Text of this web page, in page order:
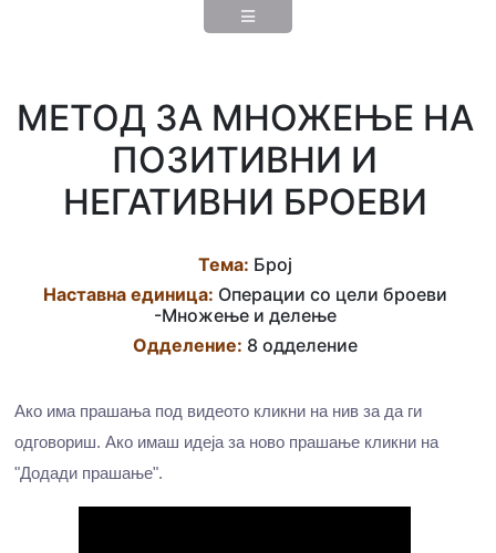
МЕТОД ЗА МНОЖЕЊЕ НА
ПОЗИТИВНИ И
НЕГАТИВНИ БРОЕВИ
Тема: Број
Наставна eдиница: Операции со цели броеви
-Множење и делење
Одделение: 8 одделение
Ако има прашања под видеото кликни на нив за да ги
одговориш. Ако имаш идеја за ново прашање кликни на
"Додади прашање".